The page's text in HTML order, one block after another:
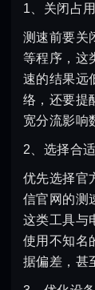
1、关闭占
测速前要关
等程序，这
速的结果远
络，还要提
宽分流影响
2、选择合
优先选择官
信官网的测
这类工具与
使用不知名
据偏差，甚